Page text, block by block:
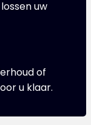
uw
of
u klaar.